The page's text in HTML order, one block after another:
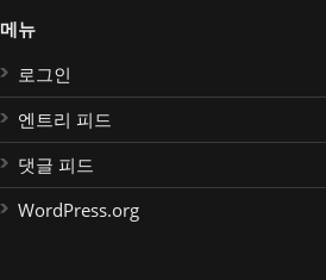
메뉴
로그인
엔트리 피드
댓글 피드
WordPress.org